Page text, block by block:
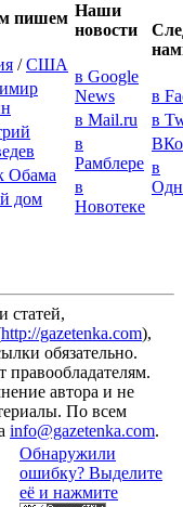
пишем
/США
Обама
дом
Наши
новости
в Google
News
в Mail.ru
в
Рамблере
в
Новотеке
в
в
в
статей,
http://gazetenka.com),
обязательно.
автора и не
По всем
info@gazetenka.com.
Обнаружили
ошибку? Выделите
её и нажмите